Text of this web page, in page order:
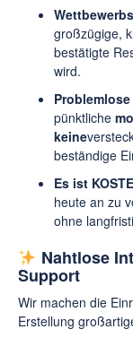
großzügige,
bestätigte
wird.
pünktliche
keine
beständige
Es ist
heute an zu
ohne
Nahtlose
Support
Wir machen die
Erstellung